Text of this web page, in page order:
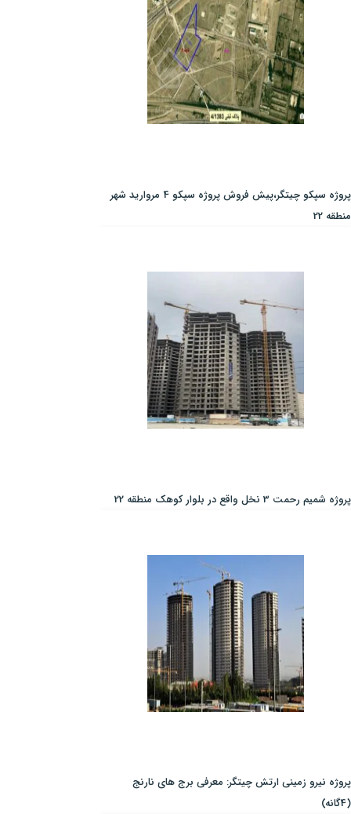
پروژه سپکو چیتگر،پیش فروش پروژه سپکو 4 مروارید شهر
منطقه 22
پروژه شمیم رحمت 3 نخل واقع در بلوار کوهک منطقه 22
پروژه نیرو زمینی ارتش چیتگر: معرفی برج های نارنج
(4گانه)